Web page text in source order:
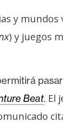
y
) y juegos
Beat. El